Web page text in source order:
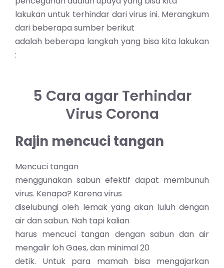
lakukan untuk terhindar dari virus ini. Merangkum
dari beberapa sumber berikut
adalah beberapa langkah yang bisa kita lakukan
:
5 Cara agar Terhindar
Virus Corona
Rajin mencuci tangan
Mencuci tangan
menggunakan sabun efektif dapat membunuh
virus. Kenapa? Karena virus
diselubungi oleh lemak yang akan luluh dengan
air dan sabun. Nah tapi kalian
harus mencuci tangan dengan sabun dan air
mengalir loh Gaes, dan minimal 20
detik. Untuk para mamah bisa mengajarkan